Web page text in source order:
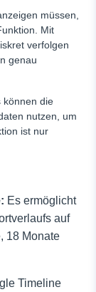
müssen,
Mit
verfolgen
genau
können die
nutzen, um
ist nur
Es ermöglicht
auf
18 Monate
Timeline